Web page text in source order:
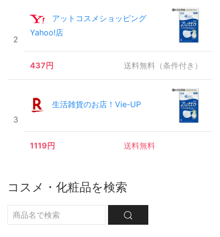
2
アットコスメショッピング
Yahoo!店
437円 送料無料（条件付き）
3
生活雑貨のお店！Vie-UP
1119円 送料無料
コスメ・化粧品を検索